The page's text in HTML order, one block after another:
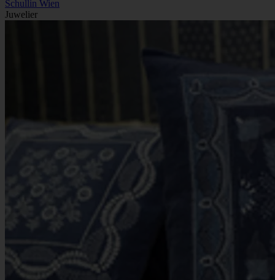
Schullin Wien
Juwelier